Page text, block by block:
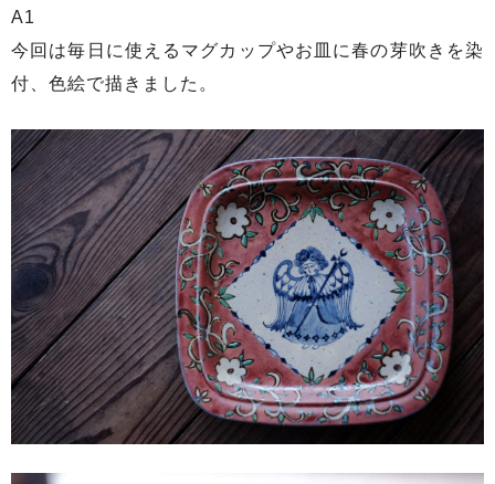
A1
今回は毎日に使えるマグカップやお皿に春の芽吹きを染
付、色絵で描きました。